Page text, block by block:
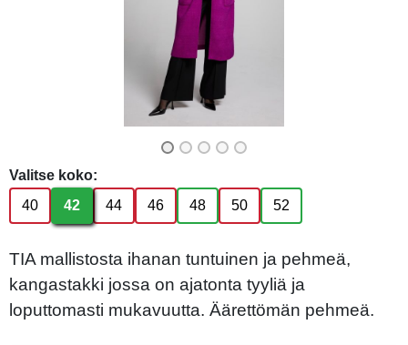
Valitse koko:
40
42 44 46 48 50 52
TIA mallistosta ihanan tuntuinen ja pehmeä,
kangastakki jossa on ajatonta tyyliä ja
loputtomasti mukavuutta. Äärettömän pehmeä.